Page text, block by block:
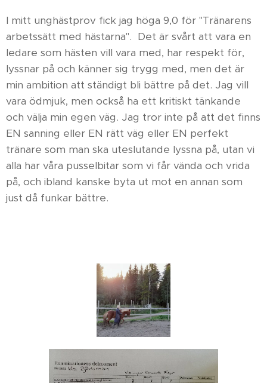
I mitt unghästprov fick jag höga 9,0 för "Tränarens
arbetssätt med hästarna". Det är svårt att vara en
ledare som hästen vill vara med, har respekt för,
lyssnar på och känner sig trygg med, men det är
min ambition att ständigt bli bättre på det. Jag vill
vara ödmjuk, men också ha ett kritiskt tänkande
och välja min egen väg. Jag tror inte på att det finns
EN sanning eller EN rätt väg eller EN perfekt
tränare som man ska uteslutande lyssna på, utan vi
alla har våra pusselbitar som vi får vända och vrida
på, och ibland kanske byta ut mot en annan som
just då funkar bättre.